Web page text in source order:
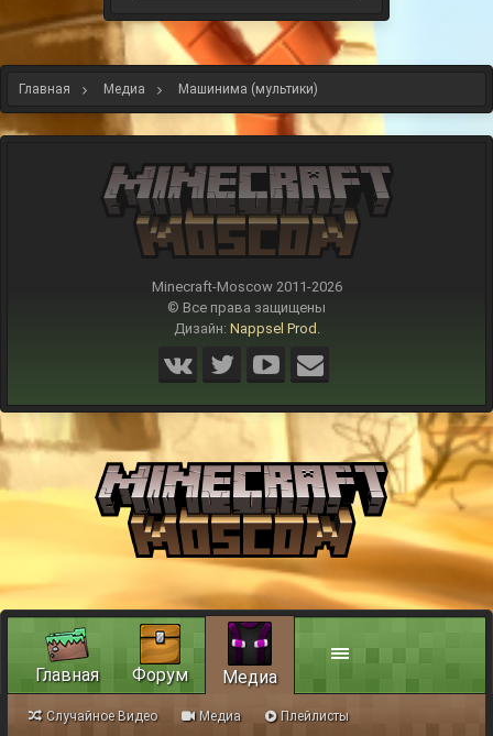
Главная Медиа Машинима (мультики)
Minecraft-Moscow 2011-2026
© Все права защищены
Дизайн: Nappsel Prod.
Главная Форум Медиа
Случайное Видео Медиа Плейлисты